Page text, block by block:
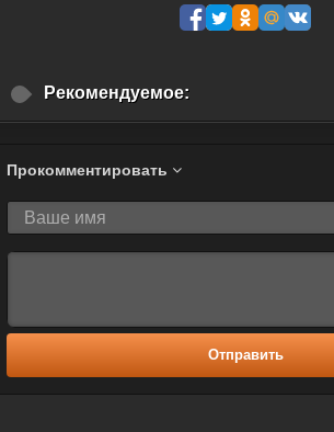
Рекомендуемое:
Прокомментировать
Отправить